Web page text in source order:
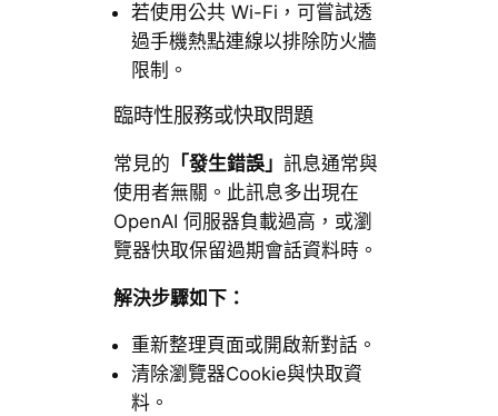
若使用公共 Wi-Fi，可嘗試透
過手機熱點連線以排除防火牆
限制。
臨時性服務或快取問題
常見的 「發生錯誤」 訊息通常與
使用者無關。此訊息多出現在
OpenAI 伺服器負載過高，或瀏
覽器快取保留過期會話資料時。
解決步驟如下：
重新整理頁面或開啟新對話。
清除瀏覽器Cookie與快取資
料。